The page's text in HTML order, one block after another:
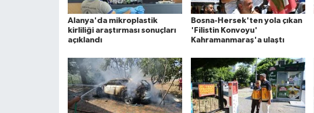
Alanya'da mikroplastik
kirliliği araştırması sonuçları
açıklandı
Bosna-Hersek'ten yola çıkan
'Filistin Konvoyu'
Kahramanmaraş'a ulaştı